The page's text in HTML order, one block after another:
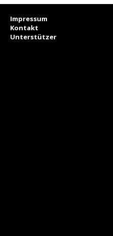
Impressum
Kontakt
Unterstützer